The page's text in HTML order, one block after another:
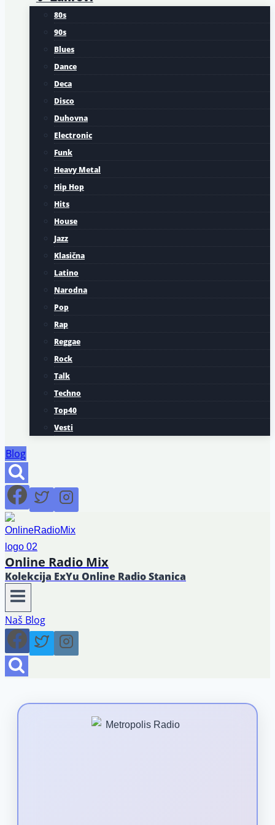
80s
90s
Blues
Dance
Deca
Disco
Duhovna
Electronic
Funk
Heavy Metal
Hip Hop
Hits
House
Jazz
Klasična
Latino
Narodna
Pop
Rap
Reggae
Rock
Talk
Techno
Top40
Vesti
Blog
Online Radio Mix
Kolekcija ExYu Online Radio Stanica
Naš Blog